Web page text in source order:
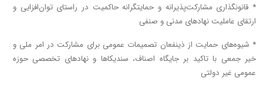
* قانونگذاری مشارکت‌پذیرانه و حمایتگرانه حاکمیت در راستای توان‌افزایی و
ارتقای عاملیت نهاد‌های مدنی و صنفی
* شیوه‌های حمایت از ذینفعان تصمیمات عمومی برای مشارکت در امر ملی و
خیر جمعی با تاکید بر جایگاه اصناف، سندیکا‌ها و نهاد‌های تخصصی حوزه
عمومی غیر دولتی